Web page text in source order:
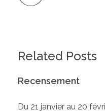
Related Posts
Recensement
Du 21 janvier au 20